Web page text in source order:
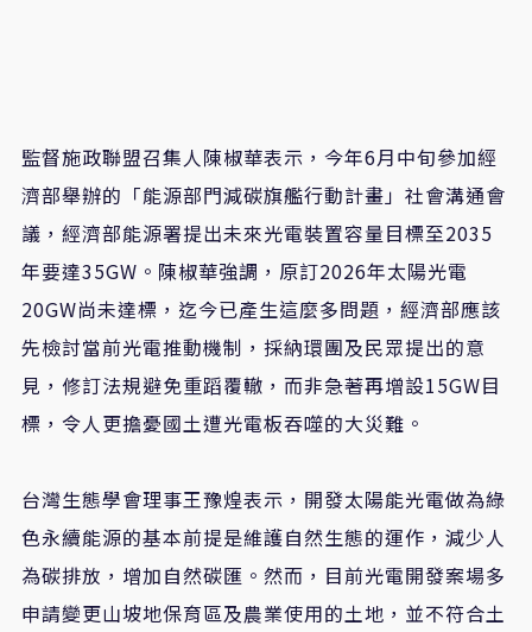
監督施政聯盟召集人陳椒華表示，今年6月中旬參加經
濟部舉辦的「能源部門減碳旗艦行動計畫」社會溝通會
議，經濟部能源署提出未來光電裝置容量目標至2035
年要達35GW。陳椒華強調，原訂2026年太陽光電
20GW尚未達標，迄今已產生這麼多問題，經濟部應該
先檢討當前光電推動機制，採納環團及民眾提出的意
見，修訂法規避免重蹈覆轍，而非急著再增設15GW目
標，令人更擔憂國土遭光電板吞噬的大災難。
台灣生態學會理事王豫煌表示，開發太陽能光電做為綠
色永續能源的基本前提是維護自然生態的運作，減少人
為碳排放，增加自然碳匯。然而，目前光電開發案場多
申請變更山坡地保育區及農業使用的土地，並不符合土